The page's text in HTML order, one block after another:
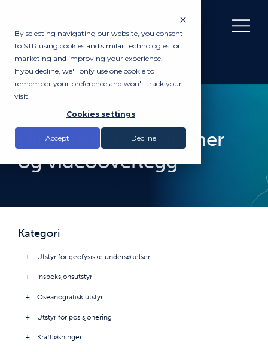
By selecting navigating our website, you consent
to STR using cookies and similar technologies for
marketing and improving your experience.
If you decline, we'll only use one cookie to
remember your preference and won't track your
visit.
Cookies settings
Accept Decline
PRODUKTER
Digitale videosystemer
og videooverlegg
Kategori
Utstyr for geofysiske undersøkelser
Inspeksjonsutstyr
Oseanografisk utstyr
Utstyr for posisjonering
Kraftløsninger